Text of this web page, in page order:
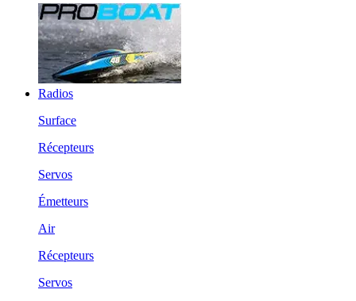
Radios
Surface
Récepteurs
Servos
Émetteurs
Air
Récepteurs
Servos